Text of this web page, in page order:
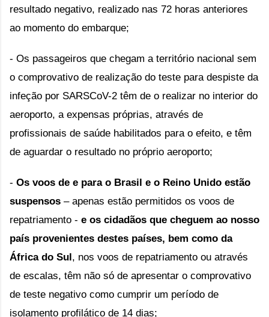
resultado negativo, realizado nas 72 horas anteriores
ao momento do embarque;
- Os passageiros que chegam a território nacional sem
o comprovativo de realização do teste para despiste da
infeção por SARSCoV-2 têm de o realizar no interior do
aeroporto, a expensas próprias, através de
profissionais de saúde habilitados para o efeito, e têm
de aguardar o resultado no próprio aeroporto;
- Os voos de e para o Brasil e o Reino Unido estão
suspensos – apenas estão permitidos os voos de
repatriamento - e os cidadãos que cheguem ao nosso
país provenientes destes países, bem como da
África do Sul, nos voos de repatriamento ou através
de escalas, têm não só de apresentar o comprovativo
de teste negativo como cumprir um período de
isolamento profilático de 14 dias;